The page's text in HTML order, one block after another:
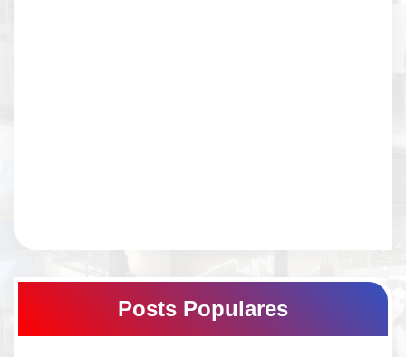
Posts Populares